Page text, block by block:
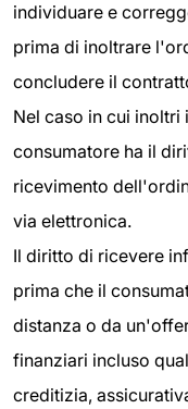
individuare e
prima di inoltrare
concludere il
Nel caso in cui
consumatore ha il
ricevimento
via elettronica.
Il diritto di ricevere
prima che il
distanza o da
finanziari incluso
creditizia,